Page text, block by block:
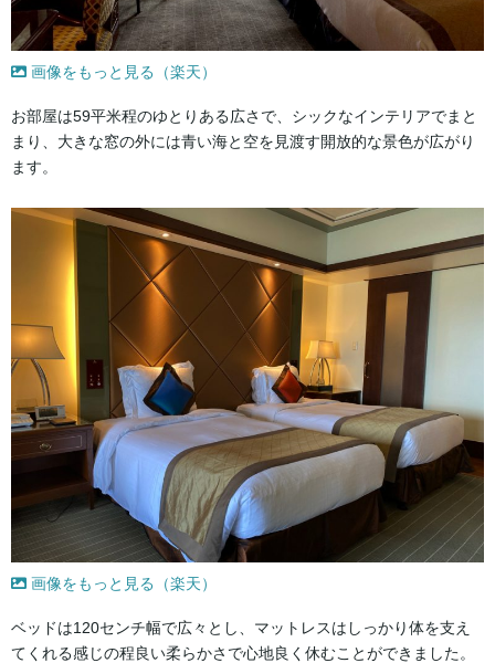
画像をもっと見る（楽天）
お部屋は59平米程のゆとりある広さで、シックなインテリアでまと
まり、大きな窓の外には青い海と空を見渡す開放的な景色が広がり
ます。
画像をもっと見る（楽天）
ベッドは120センチ幅で広々とし、マットレスはしっかり体を支え
てくれる感じの程良い柔らかさで心地良く休むことができました。